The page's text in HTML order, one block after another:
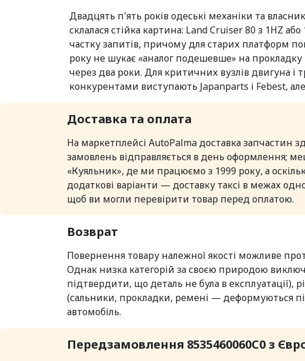
Двадцять п'ять років одеські механіки та
склалася стійка картина: Land Cruiser 80 з 1HZ
частку запитів, причому для старих платформ
року не шукає «аналог подешевше» на
через два роки. Для критичних вузлів двигуна і
конкурентами виступають Japanparts і Febest,
Доставка та оплата
На маркетплейсі AutoPalma доставка запчастин
замовлень відправляється в день оформлення;
«Куяльник», де ми працюємо з 1999 року, а
додаткові варіанти — доставку таксі в межах
щоб ви могли перевірити товар перед оплатою.
Возврат
Повернення товару належної якості можливе
Однак низка категорій за своєю природою
підтвердити, що деталь не була в експлуатації),
(сальники, прокладки, ремені — деформуються
автомобіль.
Передзамовлення 8535460060C0 з